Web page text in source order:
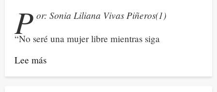
la
A
P or: Sonia Liliana Vivas Piñeros(1)
“No seré una mujer libre mientras siga
Lee más
Una